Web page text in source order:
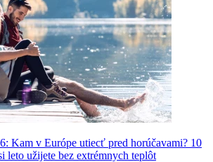
Kam v Európe utiecť pred horúčavami? 10
leto užijete bez extrémnych teplôt